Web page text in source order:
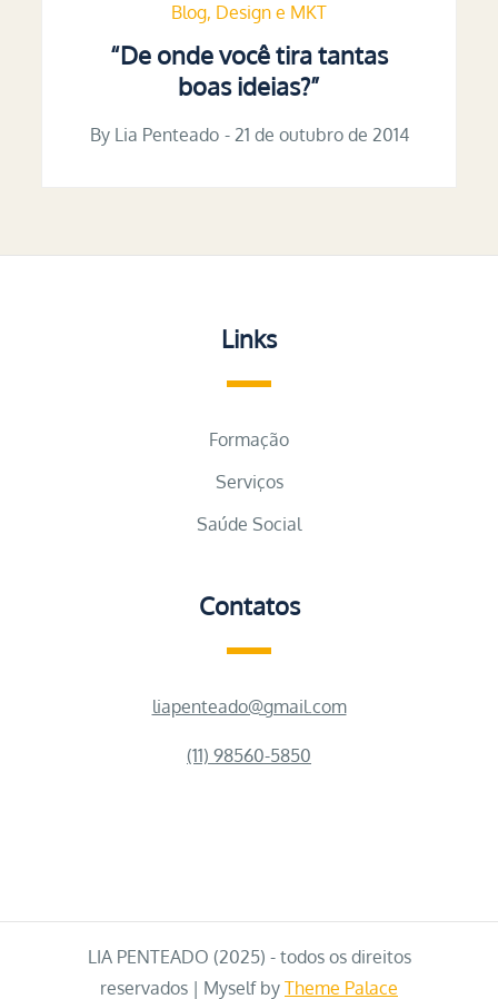
Blog Design e MKT
“De onde você tira tantas
boas ideias?”
By Lia Penteado Posted
21 de outubro de 2014
Links
Formação
Serviços
Saúde Social
Contatos
liapenteado@gmail.com
(11) 98560-5850
LIA PENTEADO (2025) - todos os direitos
reservados | Myself by Theme Palace